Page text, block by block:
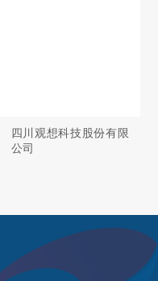
四川观想科技股份有限
公司